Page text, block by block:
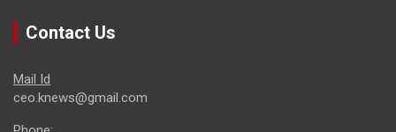
Contact Us
Mail Id
ceo.knews@gmail.com